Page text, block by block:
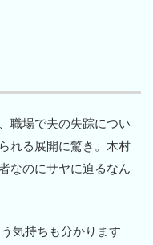
職場で夫の失踪につい
れる展開に驚き。木村
なのにサヤに迫るなん
気持ちも分かります